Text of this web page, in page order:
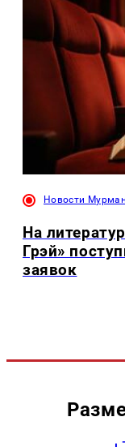
Новости
На
Грэй»
заявок